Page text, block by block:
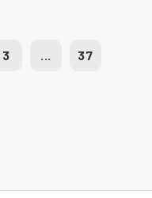
3 ... 37